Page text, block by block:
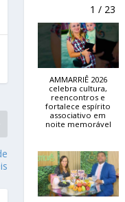
1 / 23
AMMARRIÊ 2026
celebra cultura,
reencontros e
fortalece espírito
associativo em
noite memorável